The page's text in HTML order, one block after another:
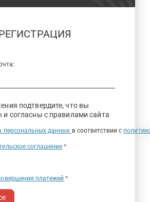
подтвердите, что вы
согласны с правилами сайта
персональных данных в соответствии с
соглашение *
платежей *